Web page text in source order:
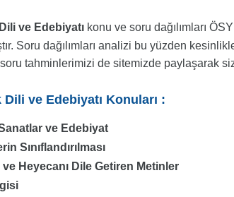
ve Edebiyatıkonu ve soru dağılımları
Soru dağılımları analizi bu yüzden
soru tahminlerimizi de sitemizde paylaşarak
Dili ve Edebiyatı Konuları :
ve Edebiyat
Sınıflandırılması
Heyecanı Dile Getiren Metinler